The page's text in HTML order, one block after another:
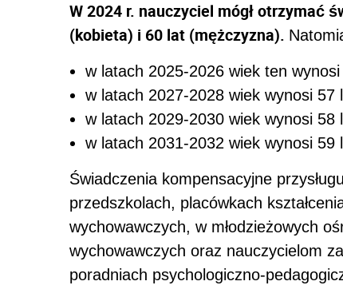
W 2024 r. nauczyciel mógł otrzymać
(kobieta) i 60 lat (mężczyzna).
w latach 2025-2026 wiek ten
w latach 2027-2028 wiek wynosi
w latach 2029-2030 wiek wynosi
w latach 2031-2032 wiek wynosi
Świadczenia kompensacyjne
przedszkolach, placówkach
wychowawczych, w młodzieżowych
wychowawczych oraz nauczycielom
poradniach psychologiczno-